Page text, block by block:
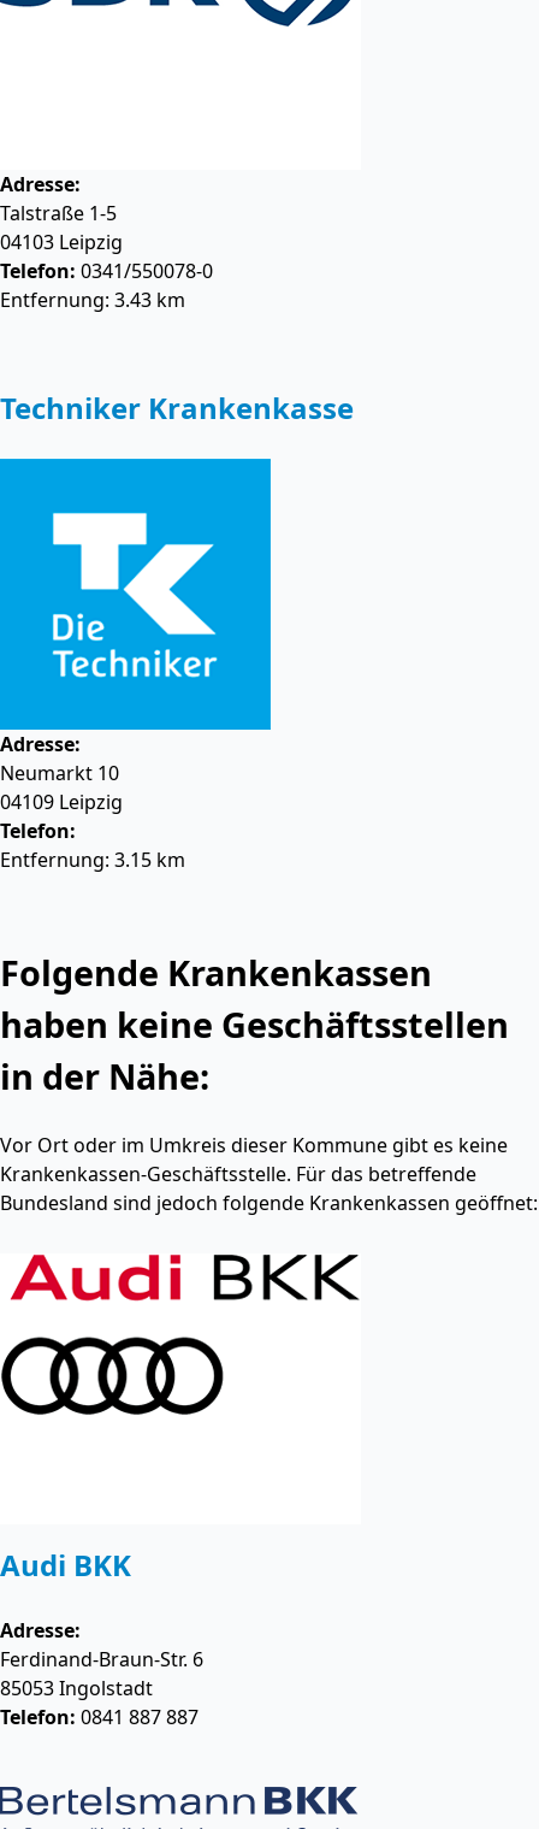
Adresse:
Talstraße 1-5
04103 Leipzig
Telefon: 0341/550078-0
Entfernung: 3.43 km
Techniker Krankenkasse
Adresse:
Neumarkt 10
04109 Leipzig
Telefon:
Entfernung: 3.15 km
Folgende Krankenkassen
haben keine Geschäftsstellen
in der Nähe:
Vor Ort oder im Umkreis dieser Kommune gibt es keine
Krankenkassen-Geschäftsstelle. Für das betreffende
Bundesland sind jedoch folgende Krankenkassen geöffnet:
Audi BKK
Adresse:
Ferdinand-Braun-Str. 6
85053Ingolstadt
Telefon: 0841 887 887